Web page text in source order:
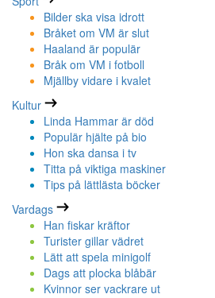
Bilder ska visa idrott
Bråket om VM är slut
Haaland är populär
Bråk om VM i fotboll
Mjällby vidare i kvalet
Kultur
Linda Hammar är död
Populär hjälte på bio
Hon ska dansa i tv
Titta på viktiga maskiner
Tips på lättlästa böcker
Vardags
Han fiskar kräftor
Turister gillar vädret
Lätt att spela minigolf
Dags att plocka blåbär
Kvinnor ser vackrare ut